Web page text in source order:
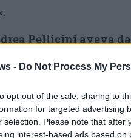
- Do Not Process My
opt-out of the sale, sharing to
for targeted advertising
selection. Please note that
interest-based ads based
Pellicini aveva
un uomo
, capace di parlare non
che, piaccia o no,
vero, non costruito
Si è preferito altro. Si